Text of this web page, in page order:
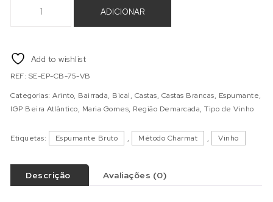
ADICIONAR
Add to wishlist
REF: SE-EP-CB-75-VB
Categorias:Arinto, Bairrada, Bical, Castas, Castas Brancas, Espumante,
IGP Beira Atlântico, Maria Gomes, Região Demarcada,Tipo de Vinho
Etiquetas: Espumante Bruto , Método Charmat , Vinho
Descrição Avaliações (0)